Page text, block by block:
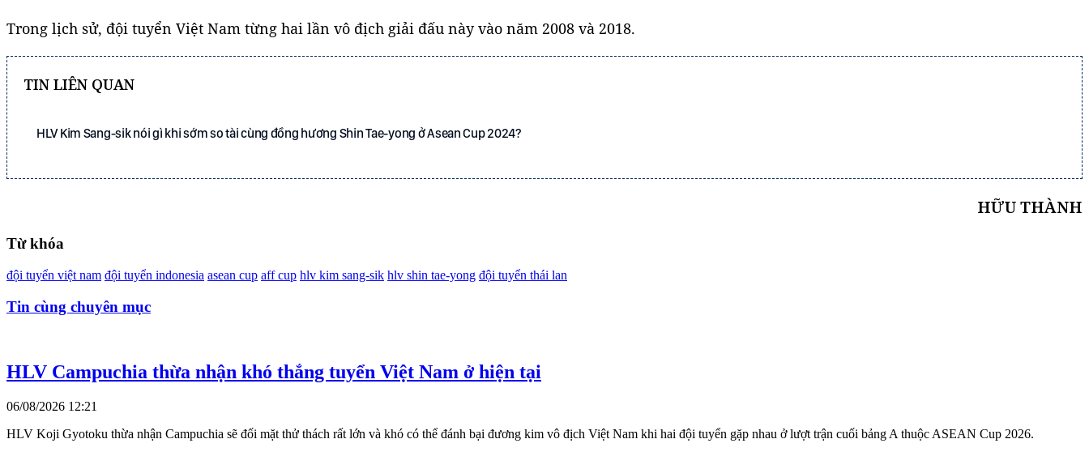
Trong lịch sử, đội tuyển Việt Nam từng hai lần vô địch giải đấu này vào năm 2008 và 2018.
TIN LIÊN QUAN
HLV Kim Sang-sik nói gì khi sớm so tài cùng đồng hương Shin Tae-yong ở Asean Cup 2024?
HỮU THÀNH
Từ khóa
đội tuyển việt nam đội tuyển indonesia asean cup aff cup hlv kim sang-sik hlv shin tae-yong đội tuyển thái lan
Tin cùng chuyên mục
HLV Campuchia thừa nhận khó thắng tuyển Việt Nam ở hiện tại
06/08/2026 12:21
HLV Koji Gyotoku thừa nhận Campuchia sẽ đối mặt thử thách rất lớn và khó có thể đánh bại đương kim vô địch Việt Nam khi hai đội tuyển gặp nhau ở lượt trận cuối bảng A thuộc ASEAN Cup 2026.